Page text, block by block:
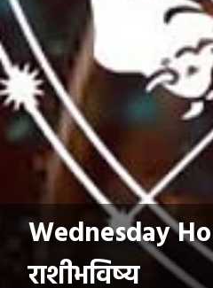
Wednesday
राशीभविष्य